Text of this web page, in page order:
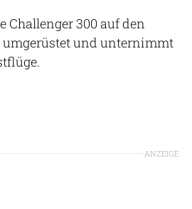
Challenger 300 auf den
und unternimmt
ANZEIGE